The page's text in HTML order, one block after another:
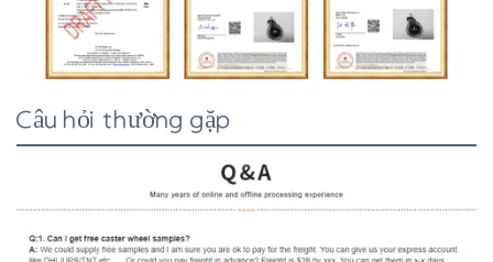
Câu hỏi thường gặp